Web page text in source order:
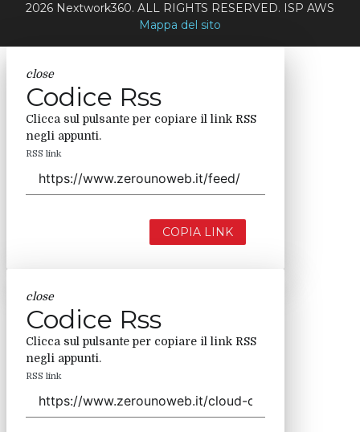
2026 Nextwork360. ALL RIGHTS RESERVED. ISP AWS
Mappa del sito
close
Codice Rss
Clicca sul pulsante per copiare il link RSS
negli appunti.
RSS link
COPIA LINK
close
Codice Rss
Clicca sul pulsante per copiare il link RSS
negli appunti.
RSS link